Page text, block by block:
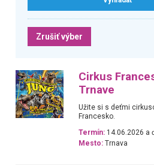
Zrušiť výber
Cirkus
Trnave
Užite si s deťmi
Francesko.
Termín: 14.06.2026 a
Mesto: Trnava